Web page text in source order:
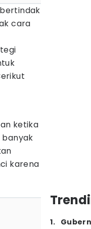
cara
ketika
banyak
karena
1.